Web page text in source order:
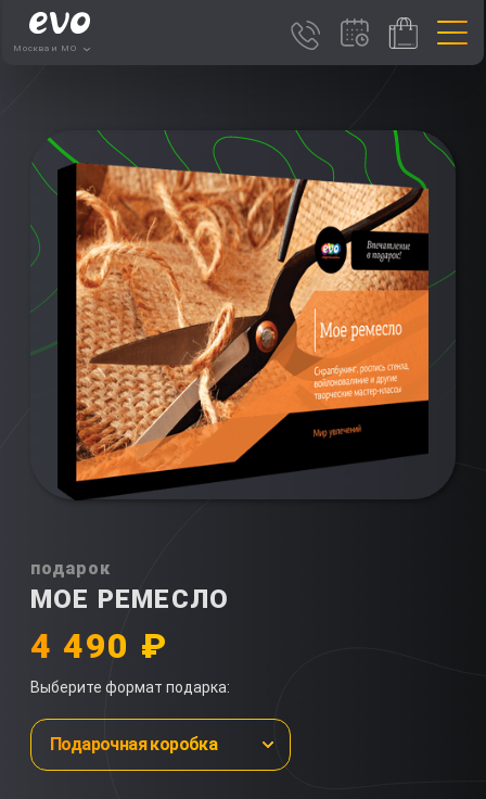
Москва и МО
подарок
МОЕ РЕМЕСЛО
4 490 ₽
Выберите формат подарка:
Подарочная коробка